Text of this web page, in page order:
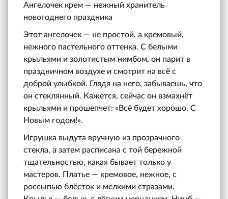
Ангелочек крем — нежный хранитель
новогоднего праздника
Этот ангелочек — не простой, а кремовый,
нежного пастельного оттенка. С белыми
крыльями и золотистым нимбом, он парит в
праздничном воздухе и смотрит на всё с
доброй улыбкой. Глядя на него, забываешь, что
он стеклянный. Кажется, сейчас он взмахнёт
крыльями и прошепчет: «Всё будет хорошо. С
Новым годом!».
Игрушка выдута вручную из прозрачного
стекла, а затем расписана с той бережной
тщательностью, какая бывает только у
мастеров. Платье — кремовое, нежное, с
россыпью блёсток и мелкими стразами.